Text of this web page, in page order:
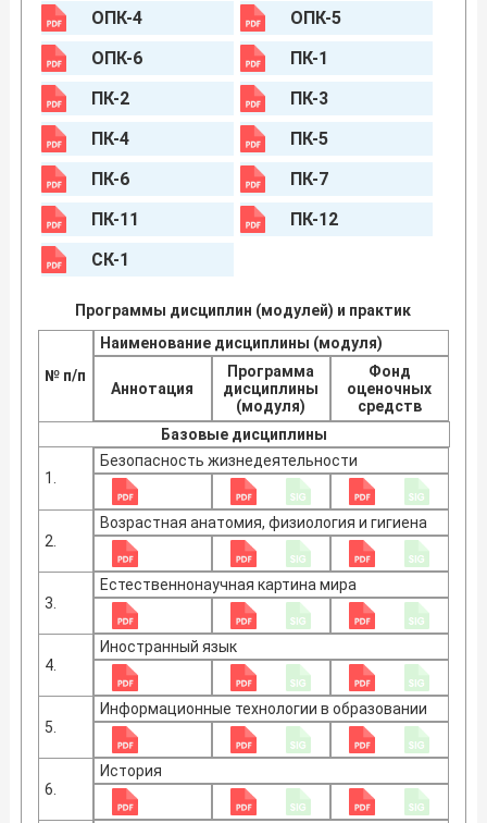
ОПК-4
ОПК-5
ОПК-6
ПК-1
ПК-2
ПК-3
ПК-4
ПК-5
ПК-6
ПК-7
ПК-11
ПК-12
СК-1
Программы дисциплин (модулей) и практик
№ п/п
Наименование дисциплины (модуля)
Аннотация
Программа
дисциплины
(модуля)
Фонд
оценочных
средств
Базовые дисциплины
1.
Безопасность жизнедеятельности
2.
Возрастная анатомия, физиология и гигиена
3.
Естественнонаучная картина мира
4.
Иностранный язык
5.
Информационные технологии в образовании
6.
История